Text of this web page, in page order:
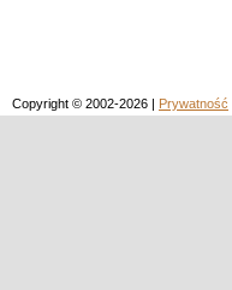
Copyright © 2002-2026 | Prywatność